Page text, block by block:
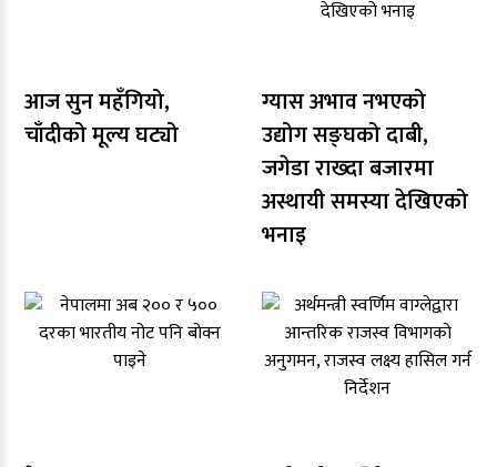
आज सुन महँगियो,
चाँदीको मूल्य घट्यो
ग्यास अभाव नभएको
उद्योग सङ्घको दाबी,
जगेडा राख्दा बजारमा
अस्थायी समस्या देखिएको
भनाइ